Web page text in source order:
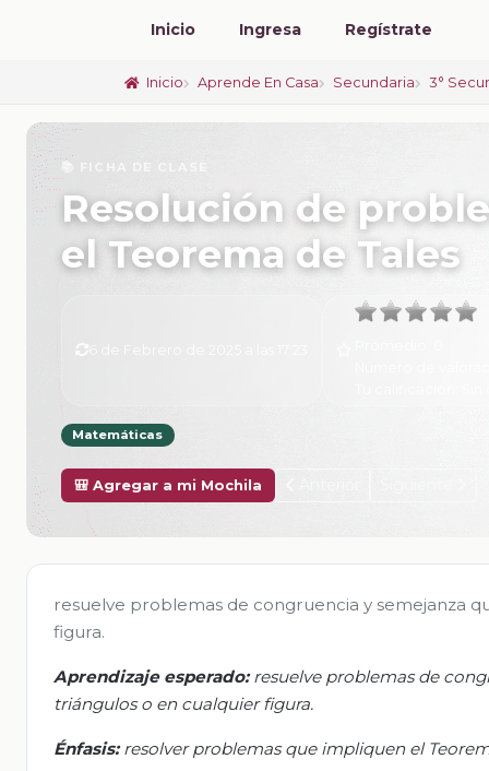
Inicio Ingresa Regístrate
Inicio Aprende En Casa Secundaria 3°
📚 FICHA DE CLASE
Resolución de
el Teorema de Tales
Matemáticas
🎒 Agregar a mi Mochila
resuelve problemas de congruencia y semejanza
figura.
Aprendizaje esperado: resuelve problemas de
triángulos o en cualquier figura.
Énfasis: resolver problemas que impliquen el